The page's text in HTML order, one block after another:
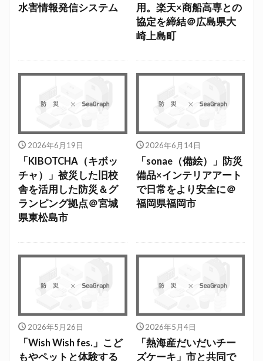
水害情報発信システム
用。楽天×商船高専との
協定を締結＠広島県大
崎上島町
2026年6月19日
「KIBOTCHA（キボッ
チャ）」被災した旧校
舎を活用した防災＆グ
ランピング拠点＠宮城
県東松島市
2026年6月14日
「sonae（備絵）」防災
備品×インテリアアート
で日常をより安全に＠
福岡県福岡市
2026年5月26日
「Wish Wish fes.」こど
もやペットと体験する
2026年5月4日
「熱海産だいだいチー
ズケーキ」市と共同で